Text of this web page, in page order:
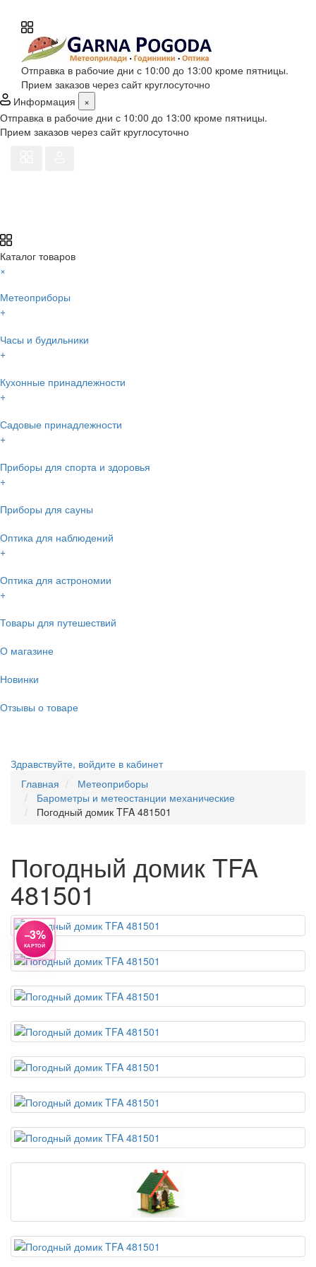
Отправка в рабочие дни с 10:00 до 13:00 кроме пятницы.
Прием заказов через сайт круглосуточно
Информация
×
Отправка в рабочие дни с 10:00 до 13:00 кроме пятницы.
Прием заказов через сайт круглосуточно
Каталог товаров
×
Метеоприборы
+
Часы и будильники
+
Кухонные принадлежности
+
Садовые принадлежности
+
Приборы для спорта и здоровья
+
Приборы для сауны
Оптика для наблюдений
+
Оптика для астрономии
+
Товары для путешествий
О магазине
Новинки
Отзывы о товаре
Здравствуйте, войдите в кабинет
Главная
Метеоприборы
Барометры и метеостанции механические
Погодный домик TFA 481501
Погодный домик TFA
481501
−3%
КАРТОЙ